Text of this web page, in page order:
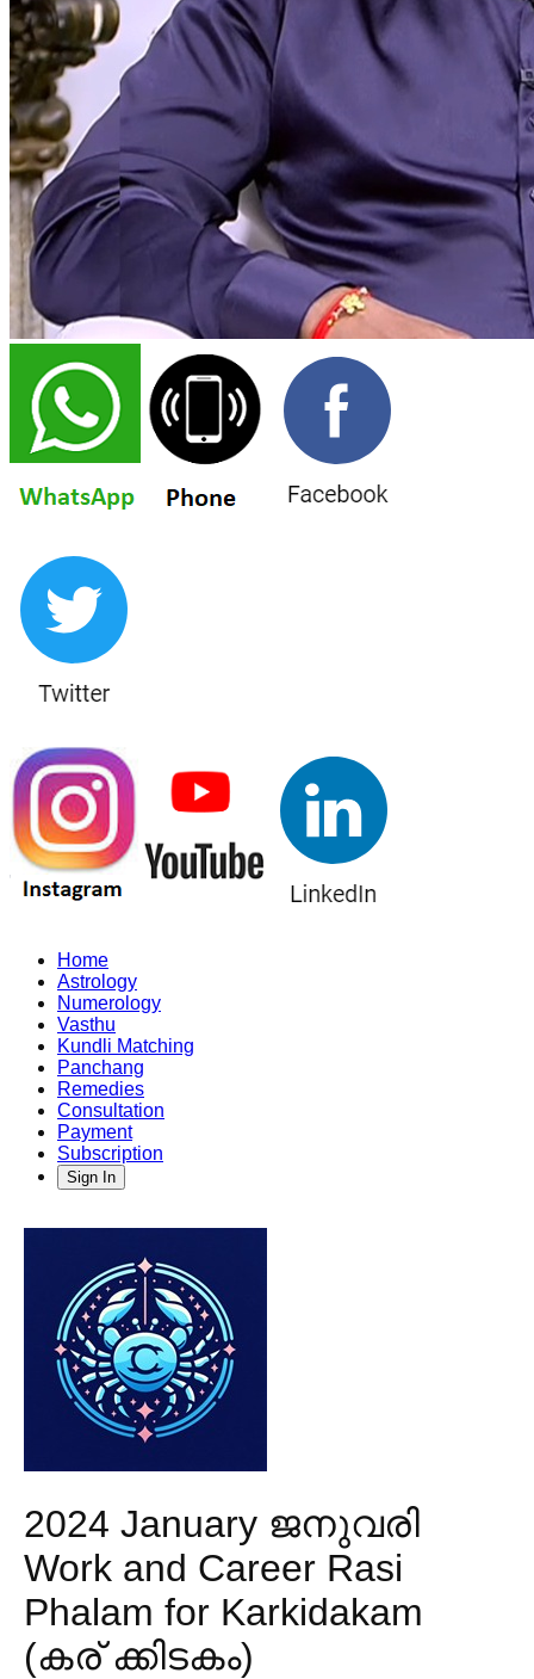
Home
Astrology
Numerology
Vasthu
Kundli Matching
Panchang
Remedies
Consultation
Payment
Subscription
Sign In
2024 January ജനുവരി
Work and Career Rasi
Phalam for Karkidakam
(കര് ക്കിടകം)